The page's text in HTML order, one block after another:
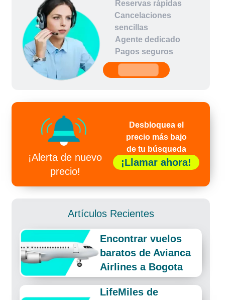
Reservas rápidas
Cancelaciones
sencillas
Agente dedicado
Pagos seguros
¡Alerta de nuevo
precio!
Desbloquea el
precio más bajo
de tu búsqueda
¡Llamar ahora!
Artículos Recientes
Encontrar vuelos
baratos de Avianca
Airlines a Bogota
LifeMiles de